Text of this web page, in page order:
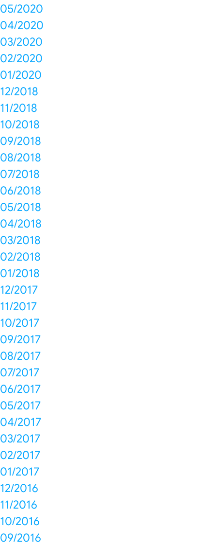
05/2020
04/2020
03/2020
02/2020
01/2020
12/2018
11/2018
10/2018
09/2018
08/2018
07/2018
06/2018
05/2018
04/2018
03/2018
02/2018
01/2018
12/2017
11/2017
10/2017
09/2017
08/2017
07/2017
06/2017
05/2017
04/2017
03/2017
02/2017
01/2017
12/2016
11/2016
10/2016
09/2016